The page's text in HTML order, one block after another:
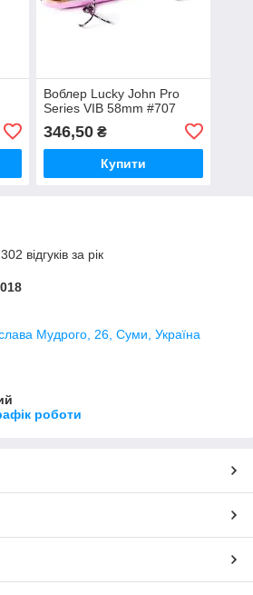
Воблер Lucky John Pro
Series VIB 58mm #707
346,50₴
Купити
відгуків за рік
Мудрого, 26, Суми, Україна
роботи